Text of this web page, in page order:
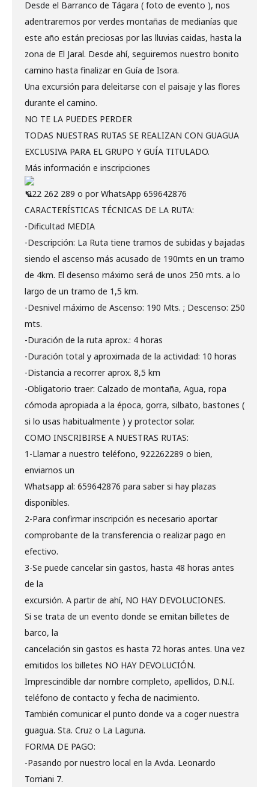
Desde el Barranco de Tágara ( foto de evento ), nos
adentraremos por verdes montañas de medianías que
este año están preciosas por las lluvias caidas, hasta la
zona de El Jaral. Desde ahí, seguiremos nuestro bonito
camino hasta finalizar en Guía de Isora.
Una excursión para deleitarse con el paisaje y las flores
durante el camino.
NO TE LA PUEDES PERDER
TODAS NUESTRAS RUTAS SE REALIZAN CON GUAGUA
EXCLUSIVA PARA EL GRUPO Y GUÍA TITULADO.
Más información e inscripciones
922 262 289 o por WhatsApp 659642876
CARACTERÍSTICAS TÉCNICAS DE LA RUTA:
-Dificultad MEDIA
-Descripción: La Ruta tiene tramos de subidas y bajadas
siendo el ascenso más acusado de 190mts en un tramo
de 4km. El desenso máximo será de unos 250 mts. a lo
largo de un tramo de 1,5 km.
-Desnivel máximo de Ascenso: 190 Mts. ; Descenso: 250
mts.
-Duración de la ruta aprox.: 4 horas
-Duración total y aproximada de la actividad: 10 horas
-Distancia a recorrer aprox. 8,5 km
-Obligatorio traer: Calzado de montaña, Agua, ropa
cómoda apropiada a la época, gorra, silbato, bastones (
si lo usas habitualmente ) y protector solar.
COMO INSCRIBIRSE A NUESTRAS RUTAS:
1-Llamar a nuestro teléfono, 922262289 o bien,
enviarnos un
Whatsapp al: 659642876 para saber si hay plazas
disponibles.
2-Para confirmar inscripción es necesario aportar
comprobante de la transferencia o realizar pago en
efectivo.
3-Se puede cancelar sin gastos, hasta 48 horas antes
de la
excursión. A partir de ahí, NO HAY DEVOLUCIONES.
Si se trata de un evento donde se emitan billetes de
barco, la
cancelación sin gastos es hasta 72 horas antes. Una vez
emitidos los billetes NO HAY DEVOLUCIÓN.
Imprescindible dar nombre completo, apellidos, D.N.I.
teléfono de contacto y fecha de nacimiento.
También comunicar el punto donde va a coger nuestra
guagua. Sta. Cruz o La Laguna.
FORMA DE PAGO:
-Pasando por nuestro local en la Avda. Leonardo
Torriani 7.